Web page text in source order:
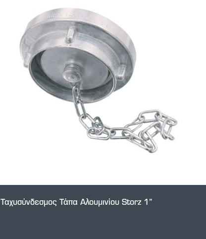
Ταχυσύνδεσμος Τάπα Αλουμινίου Storz 1”